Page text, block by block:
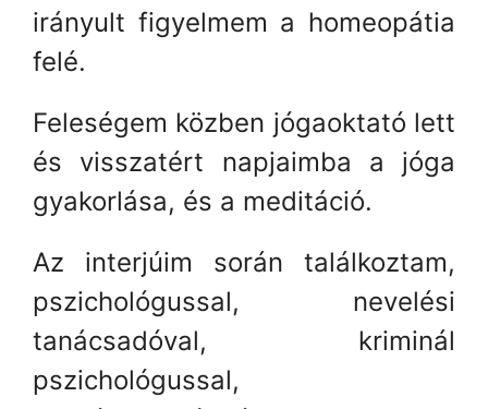
irányult figyelmem a homeopátia
felé.
Feleségem közben jógaoktató lett
és visszatért napjaimba a jóga
gyakorlása, és a meditáció.
Az interjúim során találkoztam,
pszichológussal, nevelési
tanácsadóval, kriminál
pszichológussal,